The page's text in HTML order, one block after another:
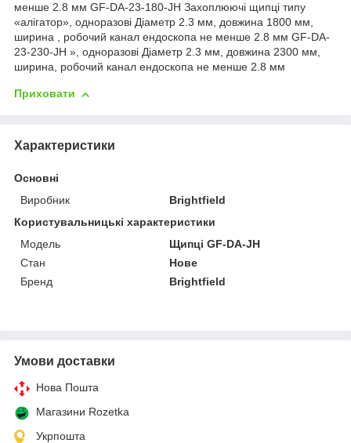
менше 2.8 мм GF-DA-23-180-JH Захоплюючі щипці типу
«алігатор», одноразові Діаметр 2.3 мм, довжина 1800 мм,
ширина , робочий канал ендоскопа не менше 2.8 мм GF-DA-
23-230-JH », одноразові Діаметр 2.3 мм, довжина 2300 мм,
ширина, робочий канал ендоскопа не менше 2.8 мм
Приховати
Характеристики
Основні
Виробник
Brightfield
Користувальницькі характеристики
Модель
Щипці GF-DA-JH
Стан
Нове
Бренд
Brightfield
Умови доставки
Нова Пошта
Магазини Rozetka
Укрпошта